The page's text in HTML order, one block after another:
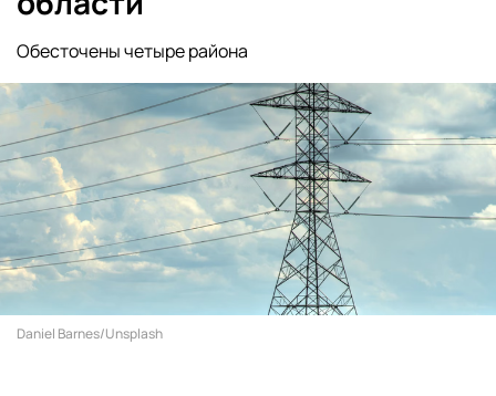
Обесточены четыре района
Daniel Barnes/Unsplash